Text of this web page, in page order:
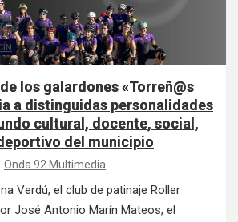
los galardones «Torreñ@s
a distinguidas personalidades
cultural, docente, social,
del municipio
Onda 92 Multimedia
Verdú, el club de patinaje Roller
José Antonio Marín Mateos, el